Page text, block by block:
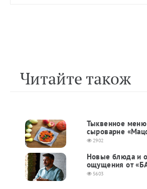
Читайте також
Тыквенное
сыроварне
2902
Новые блюда и
ощущения от
5603